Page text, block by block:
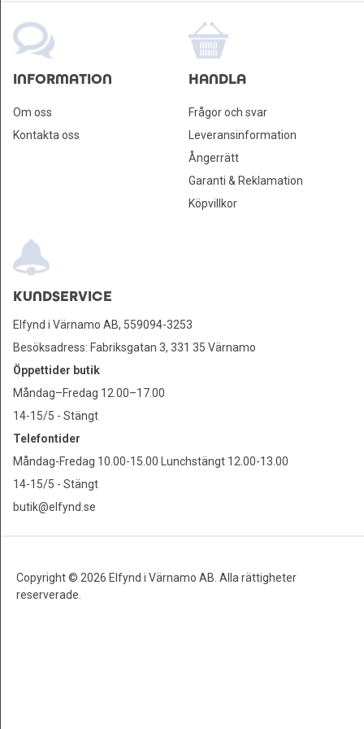
Leksaker och Hobby
INFORMATION
Om oss
Kontakta oss
HANDLA
Frågor och svar
Leveransinformation
Ångerrätt
Garanti & Reklamation
Köpvillkor
KUNDSERVICE
Elfynd i Värnamo AB, 559094-3253
Besöksadress: Fabriksgatan 3, 331 35 Värnamo
Öppettider butik
Måndag–Fredag 12.00–17.00
14-15/5 - Stängt
Telefontider
Måndag-Fredag 10.00-15.00 Lunchstängt 12.00-13.00
14-15/5 - Stängt
butik@elfynd.se
Copyright © 2026 Elfynd i Värnamo AB. Alla rättigheter
reserverade.